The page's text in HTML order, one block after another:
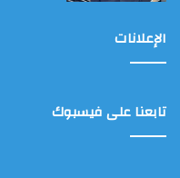
الإعلانات
تابعنا على فيسبوك